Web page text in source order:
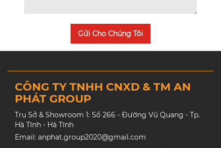
Gửi Cho Chúng Tôi
CÔNG TY TNHH CNXD & TM AN
PHÁT GROUP
Trụ Sở & Showroom 1: Số 266 - Đường Vũ Quang - Tp.
Hà Tĩnh - Hà Tĩnh
Email: anphat.group2020@gmail.com